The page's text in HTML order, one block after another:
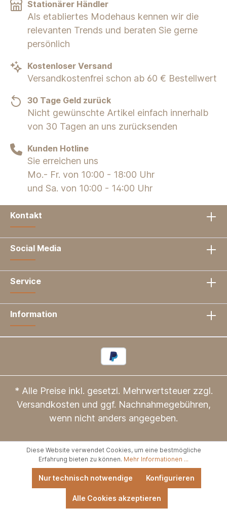
Stationärer Händler
Als etabliertes Modehaus kennen wir die
relevanten Trends und beraten Sie gerne
persönlich
Kostenloser Versand
Versandkostenfrei schon ab 60 € Bestellwert
30 Tage Geld zurück
Nicht gewünschte Artikel einfach innerhalb
von 30 Tagen an uns zurücksenden
Kunden Hotline
Sie erreichen uns
Mo.- Fr. von 10:00 - 18:00 Uhr
und Sa. von 10:00 - 14:00 Uhr
Kontakt
Social Media
Service
Information
* Alle Preise inkl. gesetzl. Mehrwertsteuer zzgl.
Versandkosten und ggf. Nachnahmegebühren,
wenn nicht anders angegeben.
Diese Website verwendet Cookies, um eine bestmögliche
Erfahrung bieten zu können. Mehr Informationen ...
Nur technisch notwendige Konfigurieren
Alle Cookies akzeptieren